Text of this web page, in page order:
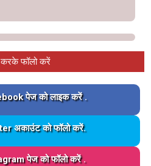
फॉलो करें
पेज को लाइक करें .
अकाउंट को फॉलो करें.
पेज को फॉलो करें .